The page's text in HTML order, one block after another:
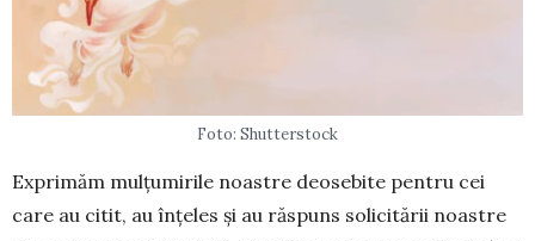
Foto: Shutterstock
Exprimăm mulțumirile noastre deosebite pentru cei
care au citit, au înțeles și au răspuns solicitării noastre